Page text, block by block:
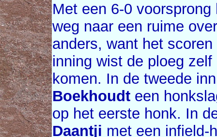
Met een 6-0
weg naar een ruime
anders, want het
inning wist de ploeg
komen. In de tweede
Boekhoudteen
op het eerste honk. In
Daantji met een infield-